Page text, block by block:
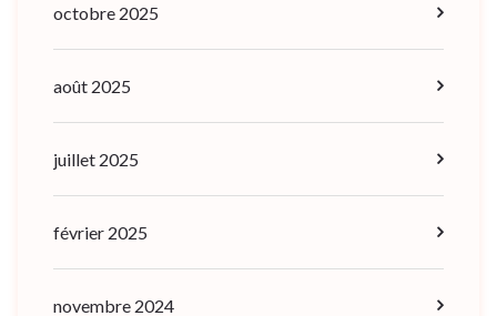
octobre 2025
août 2025
juillet 2025
février 2025
novembre 2024